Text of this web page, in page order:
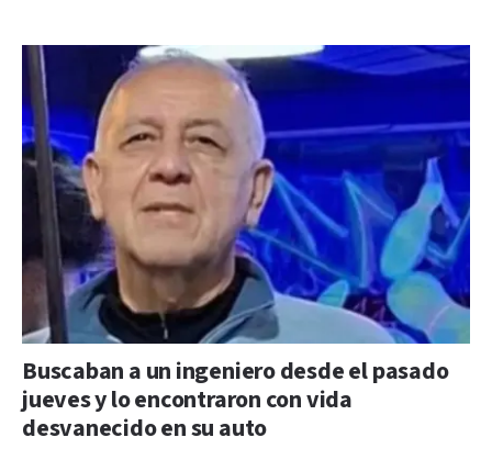
Buscaban a un ingeniero desde el pasado
jueves y lo encontraron con vida
desvanecido en su auto